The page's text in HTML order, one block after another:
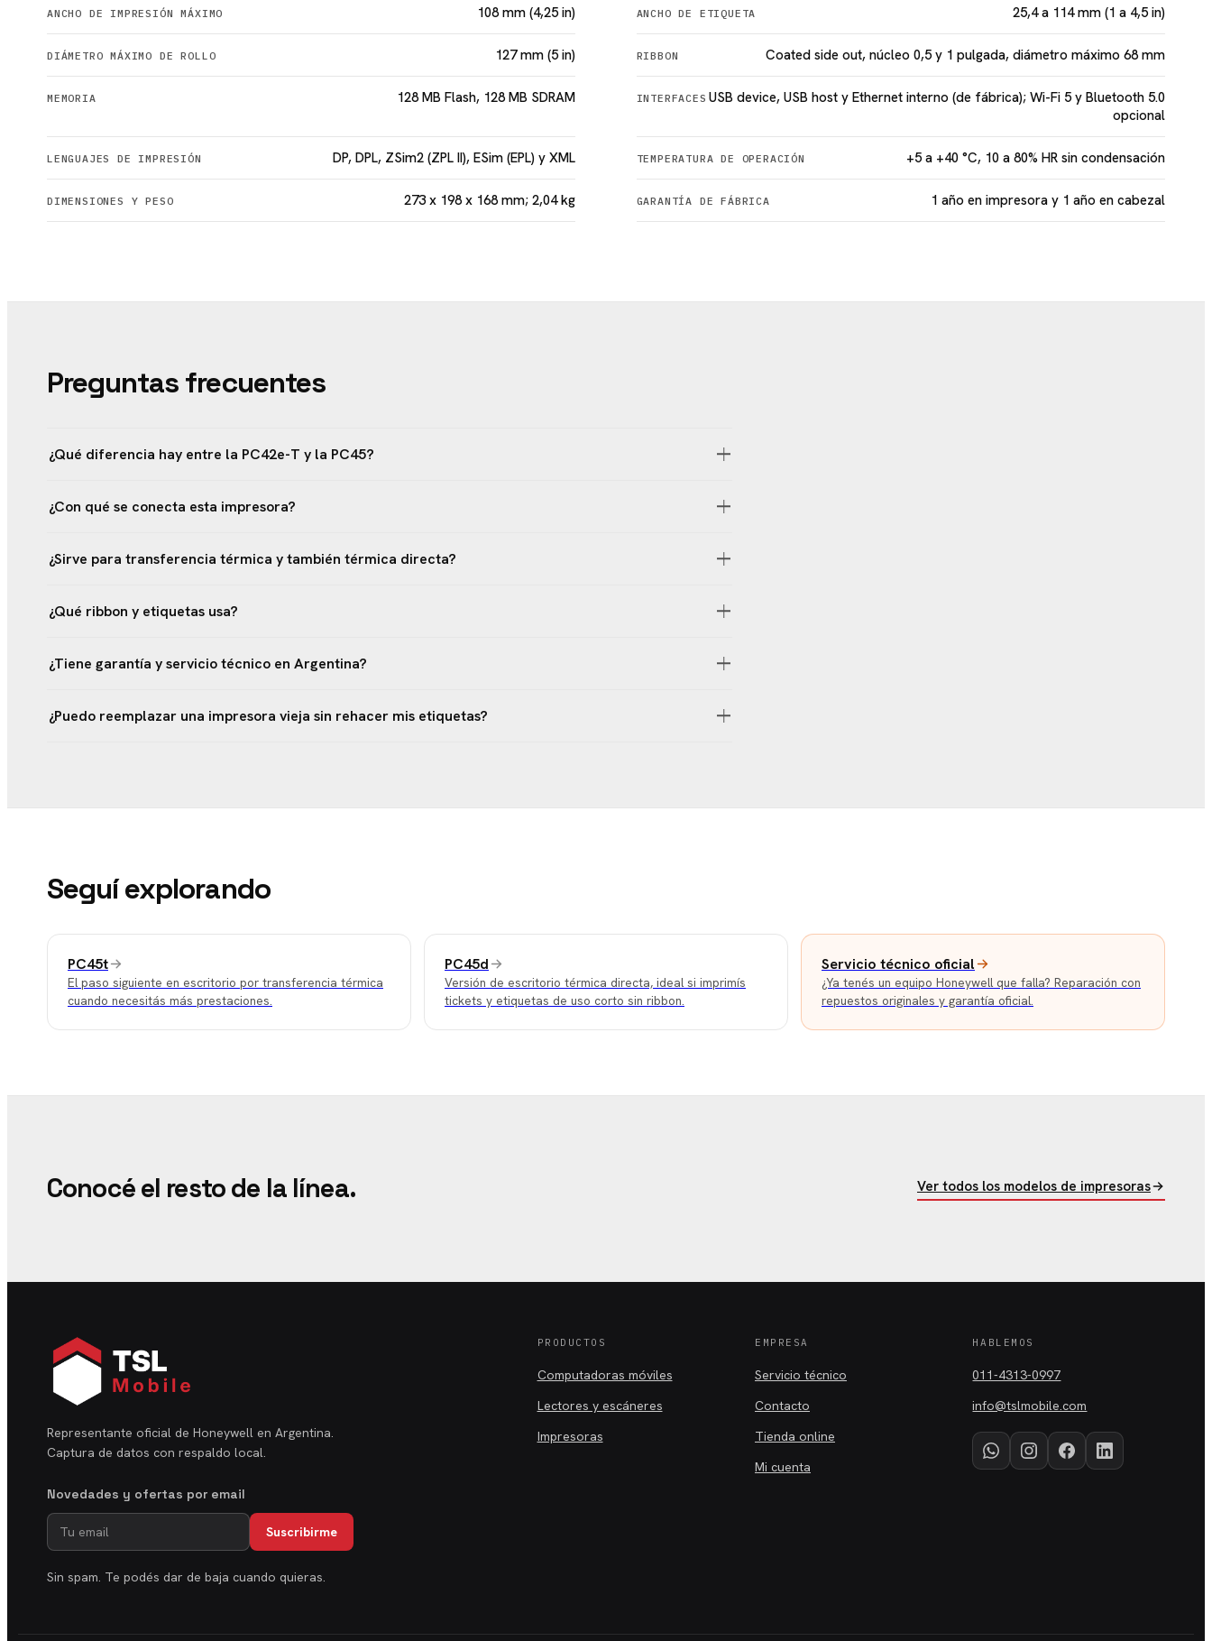
ANCHO DE IMPRESIÓN MÁXIMO 108 mm (4,25 in) ANCHO DE ETIQUETA 25,4 a 114 mm (1 a 4,5 in)
DIÁMETRO MÁXIMO DE ROLLO 127 mm (5 in) RIBBON Coated side out, núcleo 0,5 y 1 pulgada, diámetro máximo 68 mm
MEMORIA 128 MB Flash, 128 MB SDRAM INTERFACES USB device, USB host y Ethernet interno (de fábrica); Wi-Fi 5 y Bluetooth 5.0
opcional
LENGUAJES DE IMPRESIÓN DP, DPL, ZSim2 (ZPL II), ESim (EPL) y XML TEMPERATURA DE OPERACIÓN +5 a +40 °C, 10 a 80% HR sin condensación
DIMENSIONES Y PESO 273 x 198 x 168 mm; 2,04 kg GARANTÍA DE FÁBRICA 1 año en impresora y 1 año en cabezal
Preguntas frecuentes
¿Qué diferencia hay entre la PC42e-T y la PC45?
¿Con qué se conecta esta impresora?
¿Sirve para transferencia térmica y también térmica directa?
¿Qué ribbon y etiquetas usa?
¿Tiene garantía y servicio técnico en Argentina?
¿Puedo reemplazar una impresora vieja sin rehacer mis etiquetas?
Seguí explorando
PC45t
El paso siguiente en escritorio por transferencia térmica
cuando necesitás más prestaciones.
PC45d
Versión de escritorio térmica directa, ideal si imprimís
tickets y etiquetas de uso corto sin ribbon.
Servicio técnico oficial
¿Ya tenés un equipo Honeywell que falla? Reparación con
repuestos originales y garantía oficial.
Conocé el resto de la línea. Ver todos los modelos de impresoras
Representante oficial de Honeywell en Argentina.
Captura de datos con respaldo local.
Novedades y ofertas por email
Suscribirme
Sin spam. Te podés dar de baja cuando quieras.
PRODUCTOS
Computadoras móviles
Lectores y escáneres
Impresoras
EMPRESA
Servicio técnico
Contacto
Tienda online
Mi cuenta
HABLEMOS
011-4313-0997
info@tslmobile.com